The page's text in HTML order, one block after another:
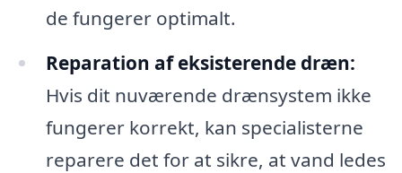
de fungerer optimalt.
Reparation af eksisterende dræn:
Hvis dit nuværende drænsystem ikke
fungerer korrekt, kan specialisterne
reparere det for at sikre, at vand ledes